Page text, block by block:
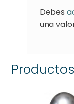
Debes
una